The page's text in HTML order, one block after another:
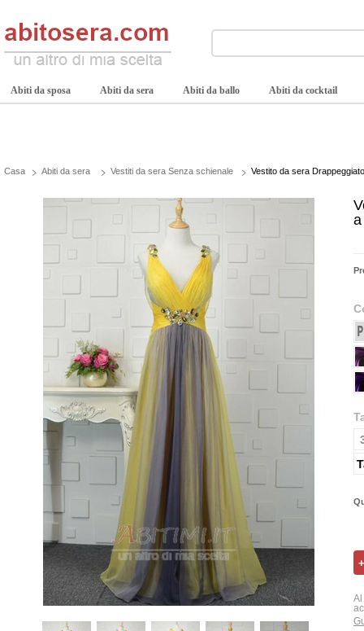
Abiti da sposa Abiti da sera Abiti da ballo Abiti da cocktail
Casa Abiti da sera Vestiti da sera Senza schienale Vestito da sera
Al